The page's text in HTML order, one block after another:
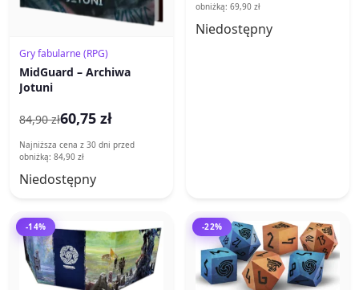
Gry fabularne (RPG)
MidGuard – Archiwa
Jotuni
84,90 zł60,75 zł
Najniższa cena z 30 dni przed
obniżką: 84,90 zł
Niedostępny
obniżką: 69,90 zł
Niedostępny
-14% -22%